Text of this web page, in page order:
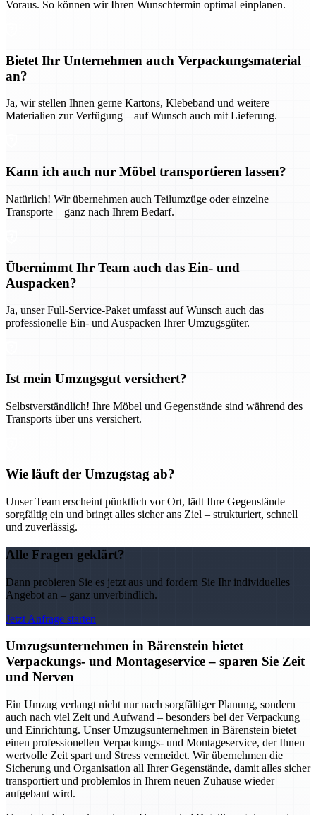
Voraus. So können wir Ihren Wunschtermin optimal einplanen.
Bietet Ihr Unternehmen auch Verpackungsmaterial
an?
Ja, wir stellen Ihnen gerne Kartons, Klebeband und weitere
Materialien zur Verfügung – auf Wunsch auch mit Lieferung.
Kann ich auch nur Möbel transportieren lassen?
Natürlich! Wir übernehmen auch Teilumzüge oder einzelne
Transporte – ganz nach Ihrem Bedarf.
Übernimmt Ihr Team auch das Ein- und
Auspacken?
Ja, unser Full-Service-Paket umfasst auf Wunsch auch das
professionelle Ein- und Auspacken Ihrer Umzugsgüter.
Ist mein Umzugsgut versichert?
Selbstverständlich! Ihre Möbel und Gegenstände sind während des
Transports über uns versichert.
Wie läuft der Umzugstag ab?
Unser Team erscheint pünktlich vor Ort, lädt Ihre Gegenstände
sorgfältig ein und bringt alles sicher ans Ziel – strukturiert, schnell
und zuverlässig.
Alle Fragen geklärt?
Dann probieren Sie es jetzt aus und fordern Sie Ihr individuelles
Angebot an – ganz unverbindlich.
Jetzt Anfrage starten
Umzugsunternehmen in Bärenstein bietet
Verpackungs- und Montageservice – sparen Sie Zeit
und Nerven
Ein Umzug verlangt nicht nur nach sorgfältiger Planung, sondern
auch nach viel Zeit und Aufwand – besonders bei der Verpackung
und Einrichtung. Unser Umzugsunternehmen in Bärenstein bietet
einen professionellen Verpackungs- und Montageservice, der Ihnen
wertvolle Zeit spart und Stress vermeidet. Wir übernehmen die
Sicherung und Organisation all Ihrer Gegenstände, damit alles sicher
transportiert und problemlos in Ihrem neuen Zuhause wieder
aufgebaut wird.